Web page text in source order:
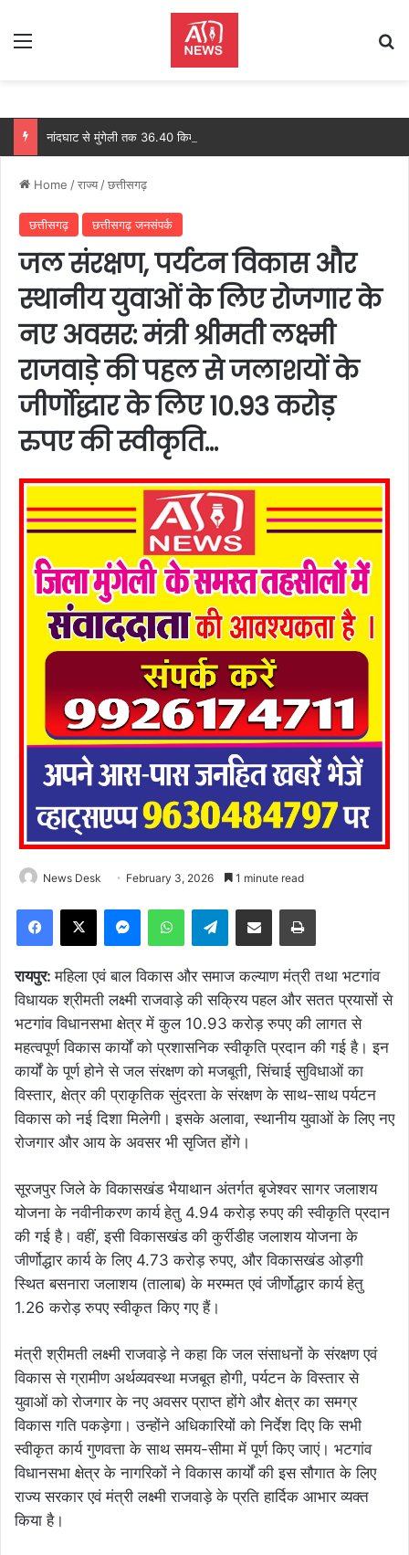
Menu
Home /राज्य /छत्तीसगढ़
छत्तीसगढ़ छत्तीसगढ़ जनसंपर्क
जल संरक्षण, पर्यटन विकास और
स्थानीय युवाओं के लिए रोजगार के
नए अवसर: मंत्री श्रीमती लक्ष्मी
राजवाड़े की पहल से जलाशयों के
जीर्णोद्धार के लिए 10.93 करोड़
रुपए की स्वीकृति…
News Desk February 3, 2026 1 minute read
Facebook
X MessengerWhatsAppTelegramShare via Email Print
रायपुर:महिला एवं बाल विकास और समाज कल्याण मंत्री तथा भटगांव
विधायक श्रीमती लक्ष्मी राजवाड़े की सक्रिय पहल और सतत प्रयासों से
भटगांव विधानसभा क्षेत्र में कुल 10.93 करोड़ रुपए की लागत से
महत्वपूर्ण विकास कार्यों को प्रशासनिक स्वीकृति प्रदान की गई है। इन
कार्यों के पूर्ण होने से जल संरक्षण को मजबूती, सिंचाई सुविधाओं का
विस्तार, क्षेत्र की प्राकृतिक सुंदरता के संरक्षण के साथ-साथ पर्यटन
विकास को नई दिशा मिलेगी। इसके अलावा, स्थानीय युवाओं के लिए नए
रोजगार और आय के अवसर भी सृजित होंगे।
सूरजपुर जिले के विकासखंड भैयाथान अंतर्गत बृजेश्वर सागर जलाशय
योजना के नवीनीकरण कार्य हेतु 4.94 करोड़ रुपए की स्वीकृति प्रदान
की गई है। वहीं, इसी विकासखंड की कुर्रीडीह जलाशय योजना के
जीर्णोद्धार कार्य के लिए 4.73 करोड़ रुपए, और विकासखंड ओड़गी
स्थित बसनारा जलाशय (तालाब) के मरम्मत एवं जीर्णोद्धार कार्य हेतु
1.26 करोड़ रुपए स्वीकृत किए गए हैं।
मंत्री श्रीमती लक्ष्मी राजवाड़े ने कहा कि जल संसाधनों के संरक्षण एवं
विकास से ग्रामीण अर्थव्यवस्था मजबूत होगी, पर्यटन के विस्तार से
युवाओं को रोजगार के नए अवसर प्राप्त होंगे और क्षेत्र का समग्र
विकास गति पकड़ेगा। उन्होंने अधिकारियों को निर्देश दिए कि सभी
स्वीकृत कार्य गुणवत्ता के साथ समय-सीमा में पूर्ण किए जाएं। भटगांव
विधानसभा क्षेत्र के नागरिकों ने विकास कार्यों की इस सौगात के लिए
राज्य सरकार एवं मंत्री लक्ष्मी राजवाड़े के प्रति हार्दिक आभार व्यक्त
किया है।